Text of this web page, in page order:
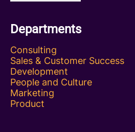
Departments
Consulting
Sales & Customer Success
Development
People and Culture
Marketing
Product